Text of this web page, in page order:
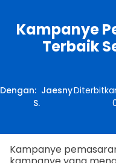
Kampanye
Terbaik
Dengan: Jaesny
S.
Kampanye